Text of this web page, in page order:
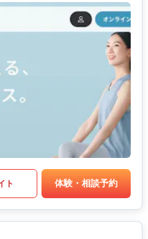
ト 体験・相談予約